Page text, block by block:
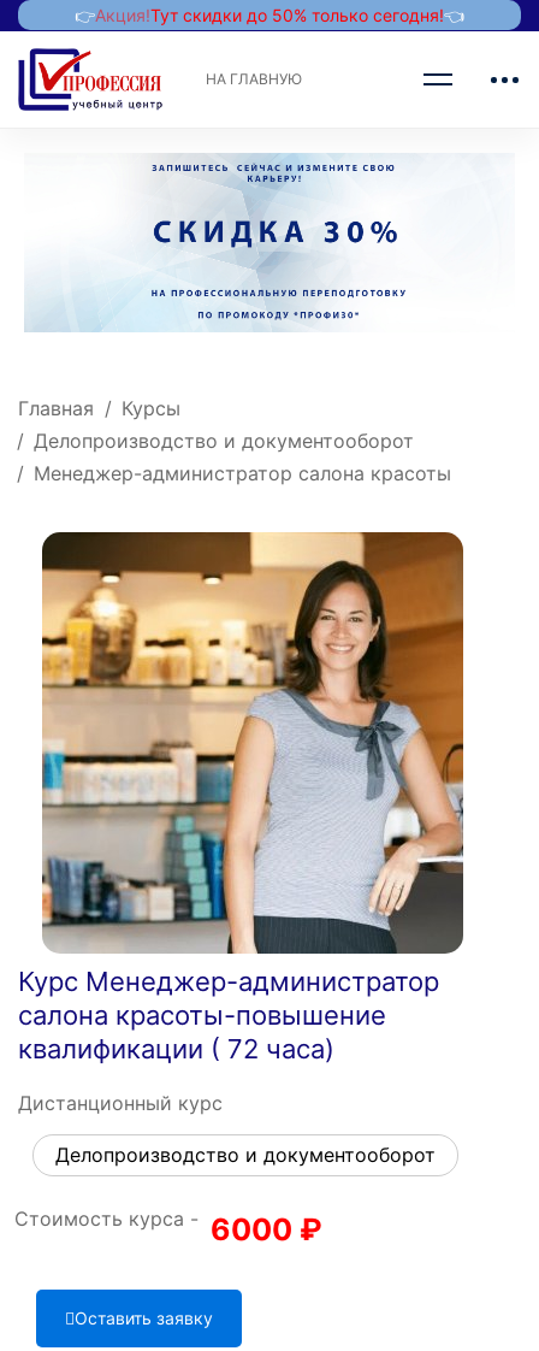
👉Акция!Тут скидки до 50% только сегодня!👈
НА ГЛАВНУЮ
Главная
Курсы
Делопроизводство и документооборот
Менеджер-администратор салона красоты
Курс Менеджер-администратор
салона красоты-повышение
квалификации ( 72 часа)
Дистанционный курс
Делопроизводство и документооборот
Стоимость курса - 6000 ₽
Оставить заявку